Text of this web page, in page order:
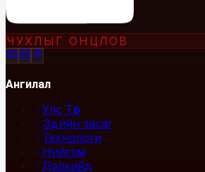
ЧУХЛЫГ ОНЦЛОВ
Ангилал
Улс Төр
Эдийн засаг
Технологи
Нийгэм
Дэлхийд